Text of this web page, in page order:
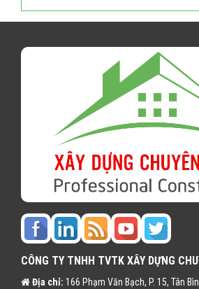
CÔNG TY TNHH TVTK XÂY DỰNG
Địa chỉ: 166 Phạm Văn Bạch, P. 15, Tân